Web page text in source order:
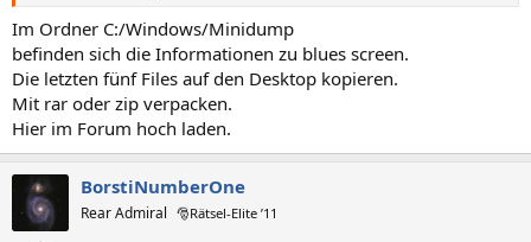
Im Ordner C:/Windows/Minidump
befinden sich die Informationen zu blues screen.
Die letzten fünf Files auf den Desktop kopieren.
Mit rar oder zip verpacken.
Hier im Forum hoch laden.
BorstiNumberOne
Rear Admiral 🎅Rätsel-Elite ’11